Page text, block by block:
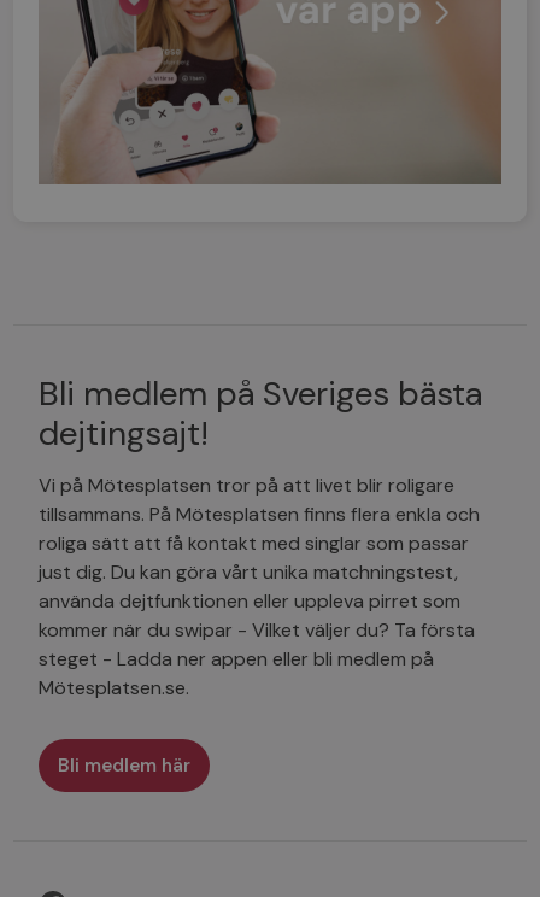
Bli medlem på Sveriges bästa
dejtingsajt!
Vi på Mötesplatsen tror på att livet blir roligare
tillsammans. På Mötesplatsen finns flera enkla och
roliga sätt att få kontakt med singlar som passar
just dig. Du kan göra vårt unika matchningstest,
använda dejtfunktionen eller uppleva pirret som
kommer när du swipar - Vilket väljer du? Ta första
steget - Ladda ner appen eller bli medlem på
Mötesplatsen.se.
Bli medlem här